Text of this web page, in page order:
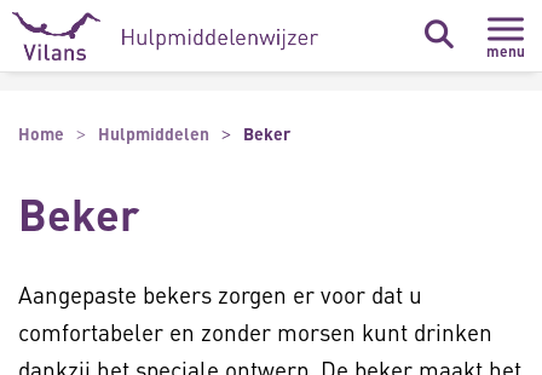
Naar hoofdinhoud
Naar footer
menu
Home Hulpmiddelen Beker
Beker
Aangepaste bekers zorgen er voor dat u
comfortabeler en zonder morsen kunt drinken